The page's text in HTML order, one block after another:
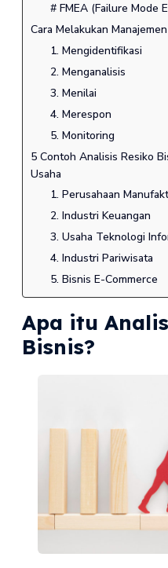
# FMEA (Failure Mode
Cara Melakukan
1. Mengidentifikasi
2. Menganalisis
3. Menilai
4. Merespon
5. Monitoring
5 Contoh Analisis Resiko
Usaha
1. Perusahaan
2. Industri Keuangan
3. Usaha Teknologi
4. Industri Pariwisata
5. Bisnis E-Commerce
Apa itu
Bisnis?